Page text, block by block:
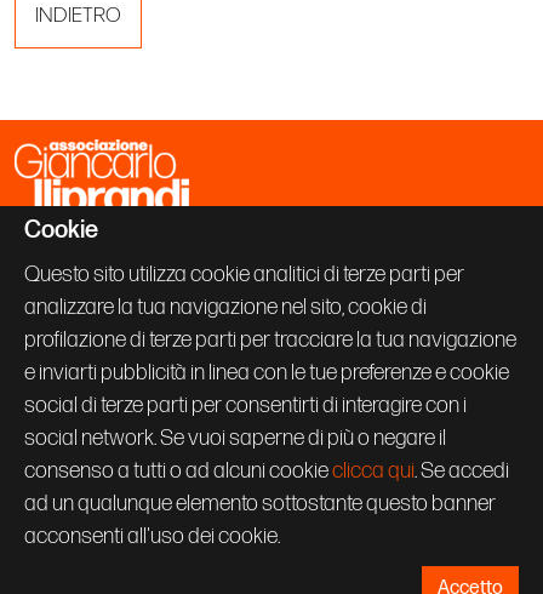
Cookie
Questo sito utilizza cookie analitici di terze parti per
analizzare la tua navigazione nel sito, cookie di
profilazione di terze parti per tracciare la tua navigazione
e inviarti pubblicità in linea con le tue preferenze e cookie
social di terze parti per consentirti di interagire con i
social network. Se vuoi saperne di più o negare il
consenso a tutti o ad alcuni cookieclicca qui. Se accedi
ad un qualunque elemento sottostante questo banner
acconsenti all'uso dei cookie.
Accetto
INDIETRO
Associazione Giancarlo Iliprandi
20131 Milano
+39 02 70600843
info@giancarloiliprandi.net
PRIVACY POLICY
COOKIE
CREDITS